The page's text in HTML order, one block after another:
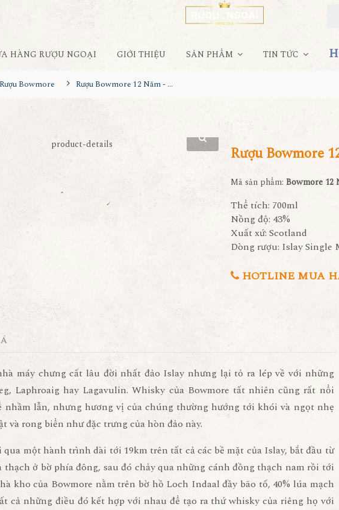
HÀNG RƯỢU NGOẠI GIỚI THIỆU SẢN PHẨM TIN TỨC
Rượu Bowmore Rượu Bowmore 12 Năm - Hộp Quà Tết 2022
Rượu Bowmore
Mã sản phẩm: Bowmore 12
Thể tích: 700ml
Nồng độ: 43%
Xuất xứ: Scotland
Dòng rượu: Islay Single
HOTLINE MUA
máy chưng cất lâu đời nhất đảo Islay nhưng lại tỏ ra lép về với những
Laphroaig hay Lagavulin. Whisky của Bowmore tất nhiên cũng rất nổi
nhầm lẫn, nhưng hương vị của chúng thường hướng tới khói và ngọt nhẹ
và rong biển như đặc trưng của hòn đảo này.
một hành trình dài tới 19km trên tất cả các bề mặt của Islay, bắt đầu từ
thạch ở bờ phía đông, sau đó chảy qua những cánh đồng thạch nam rồi tới
kho của Bowmore nằm trên bờ hồ Loch Indaal đầy bão tố, 40% lúa mạch
cả những điều đó kết hợp với nhau để tạo ra thứ whisky của riêng họ với